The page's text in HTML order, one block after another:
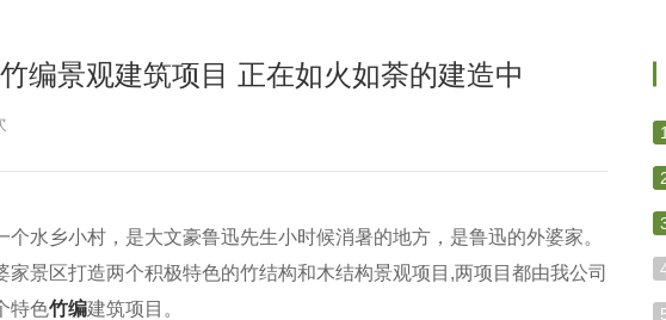
编景观建筑项目 正在如火如荼的建造中
水乡小村，是大文豪鲁迅先生小时候消暑的地方，是鲁迅的外婆家。
景区打造两个积极特色的竹结构和木结构景观项目,两项目都由我公司
特色竹编建筑项目。